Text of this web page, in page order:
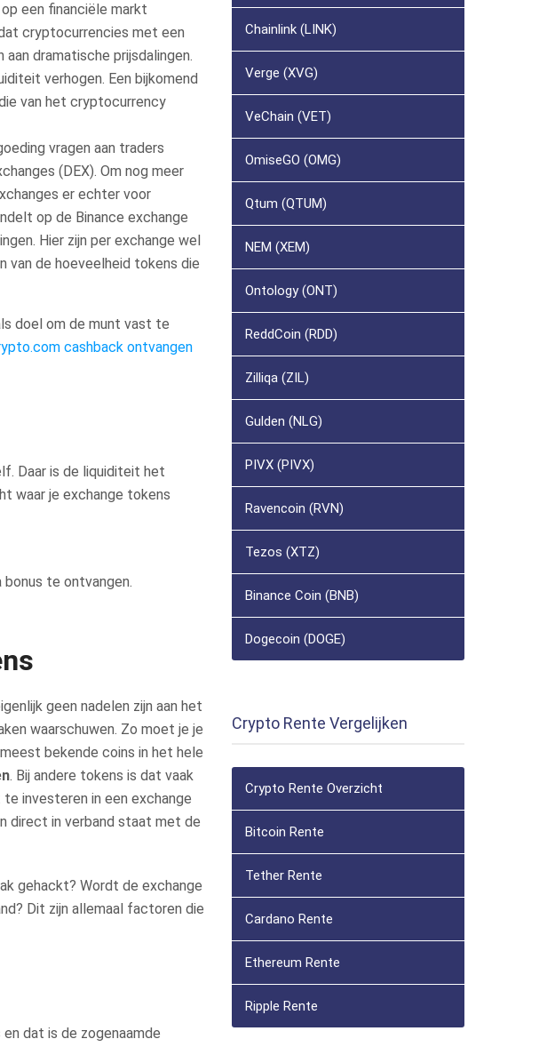
een financiële markt
cryptocurrencies met een
dramatische prijsdalingen.
verhogen. Een bijkomend
van het cryptocurrency
vragen aan traders
(DEX). Om nog meer
er echter voor
op de Binance exchange
Hier zijn per exchange wel
van de hoeveelheid tokens die
doel om de munt vast te
cashback ontvangen
Daar is de liquiditeit het
waar je exchange tokens
bonus te ontvangen.
geen nadelen zijn aan het
waarschuwen. Zo moet je je
bekende coins in het hele
. Bij andere tokens is dat vaak
investeren in een exchange
direct in verband staat met de
gehackt? Wordt de exchange
Dit zijn allemaal factoren die
dat is de zogenaamde
Chainlink (LINK)
Verge (XVG)
VeChain (VET)
OmiseGO (OMG)
Qtum (QTUM)
NEM (XEM)
Ontology (ONT)
ReddCoin (RDD)
Zilliqa (ZIL)
Gulden (NLG)
PIVX (PIVX)
Ravencoin (RVN)
Tezos (XTZ)
Binance Coin (BNB)
Dogecoin (DOGE)
Crypto Rente Vergelijken
Crypto Rente Overzicht
Bitcoin Rente
Tether Rente
Cardano Rente
Ethereum Rente
Ripple Rente